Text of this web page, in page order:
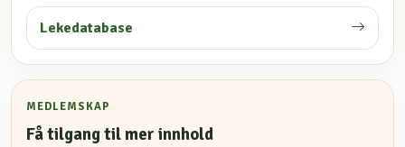
Lekedatabase
MEDLEMSKAP
Få tilgang til mer innhold